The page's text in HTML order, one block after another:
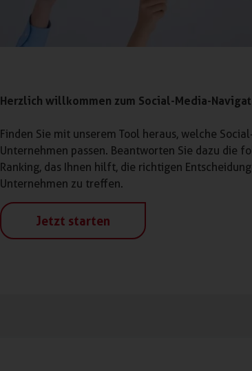
Herzlich willkommen zum Social-Media-
Finden Sie mit unserem Tool heraus, welche
Unternehmen passen. Beantworten Sie dazu die
Ranking, das Ihnen hilft, die richtigen
Unternehmen zu treffen.
Jetzt starten